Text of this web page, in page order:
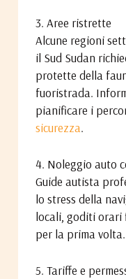
3. Aree ristrette
Alcune regioni
il Sud Sudan
protette della
fuoristrada.
pianificare i
sicurezza.
4. Noleggio auto
Guide autista
lo stress della
locali, goditi orari
per la prima volta.
5. Tariffe e